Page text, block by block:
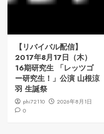
【リバイバル配信】
2017年8月17日（木）
16期研究生 「レッツゴ
ー研究生！」公演 山根涼
羽 生誕祭
phi72110
2026年8月1日
0